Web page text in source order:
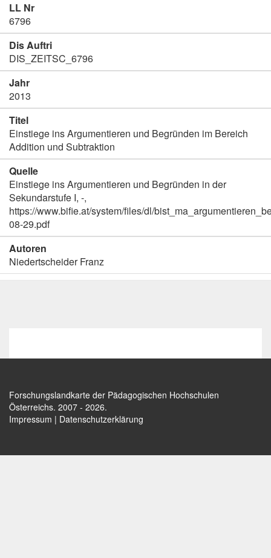
LL Nr
6796
Dis Auftri
DIS_ZEITSC_6796
Jahr
2013
Titel
Einstiege ins Argumentieren und Begründen im Bereich
Addition und Subtraktion
Quelle
Einstiege ins Argumentieren und Begründen in der
Sekundarstufe I, -,
https://www.bifie.at/system/files/dl/
08-29.pdf
Autoren
Niedertscheider Franz
Forschungslandkarte der Pädagogischen Hochschulen
Österreichs. 2007 - 2026.
Impressum | Datenschutzerklärung